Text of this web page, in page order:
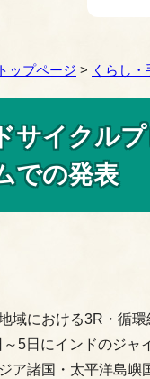
トップページ > くらし・
サイクル
での発表
域における3R・循
5日にインドのジャ
ア諸国・太平洋島嶼